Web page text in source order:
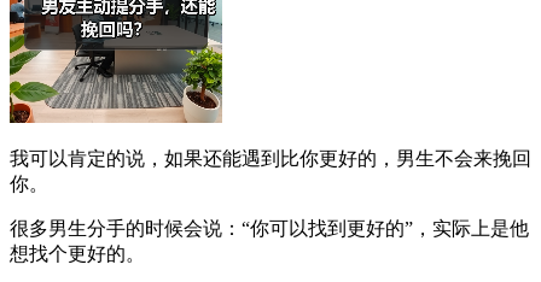
我可以肯定的说，如果还能遇到比你更好的，男生不会来挽回
你。
很多男生分手的时候会说：“你可以找到更好的”，实际上是他
想找个更好的。